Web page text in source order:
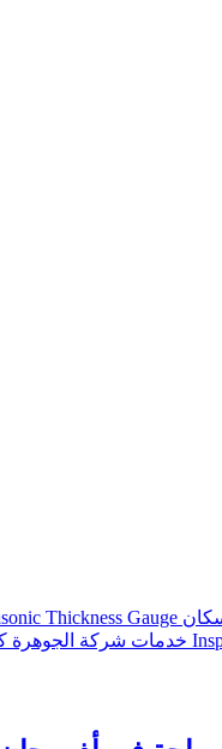
Thickness Gauge
خدمات شركة الجوهرة